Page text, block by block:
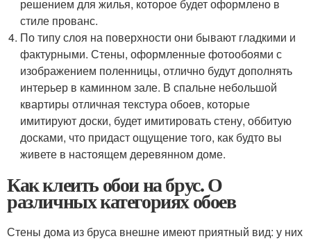
решением для жилья, которое будет оформлено в
стиле прованс.
По типу слоя на поверхности они бывают гладкими и
фактурными. Стены, оформленные фотообоями с
изображением поленницы, отлично будут дополнять
интерьер в каминном зале. В спальне небольшой
квартиры отличная текстура обоев, которые
имитируют доски, будет имитировать стену, оббитую
досками, что придаст ощущение того, как будто вы
живете в настоящем деревянном доме.
Как клеить обои на брус. О
различных категориях обоев
Стены дома из бруса внешне имеют приятный вид: у них